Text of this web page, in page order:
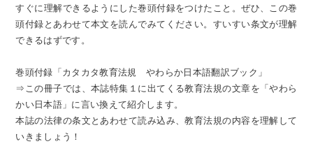
すぐに理解できるようにした巻頭付録をつけたこと。ぜひ、この巻
頭付録とあわせて本文を読んでみてください。すいすい条文が理解
できるはずです。
巻頭付録「カタカタ教育法規 やわらか日本語翻訳ブック」
⇒この冊子では、本誌特集１に出てくる教育法規の文章を「やわら
かい日本語」に言い換えて紹介します。
本誌の法律の条文とあわせて読み込み、教育法規の内容を理解して
いきましょう！